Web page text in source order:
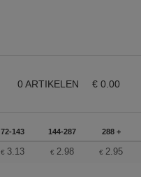
0 ARTIKELEN € 0.00
72-143 144-287 288 +
€ 3.13 € 2.98 €2.95